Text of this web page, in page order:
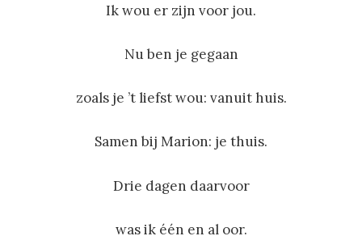
Ik wou er zijn voor jou.
Nu ben je gegaan
zoals je ’t liefst wou: vanuit huis.
Samen bij Marion: je thuis.
Drie dagen daarvoor
was ik één en al oor.